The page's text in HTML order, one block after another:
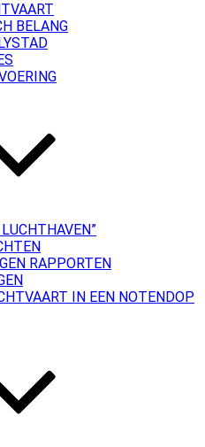
BELANG
RAPPORTEN
IN EEN NOTENDOP